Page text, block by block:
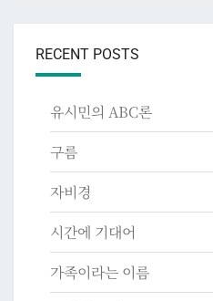
RECENT POSTS
유시민의 ABC론
구름
자비경
시간에 기대어
가족이라는 이름